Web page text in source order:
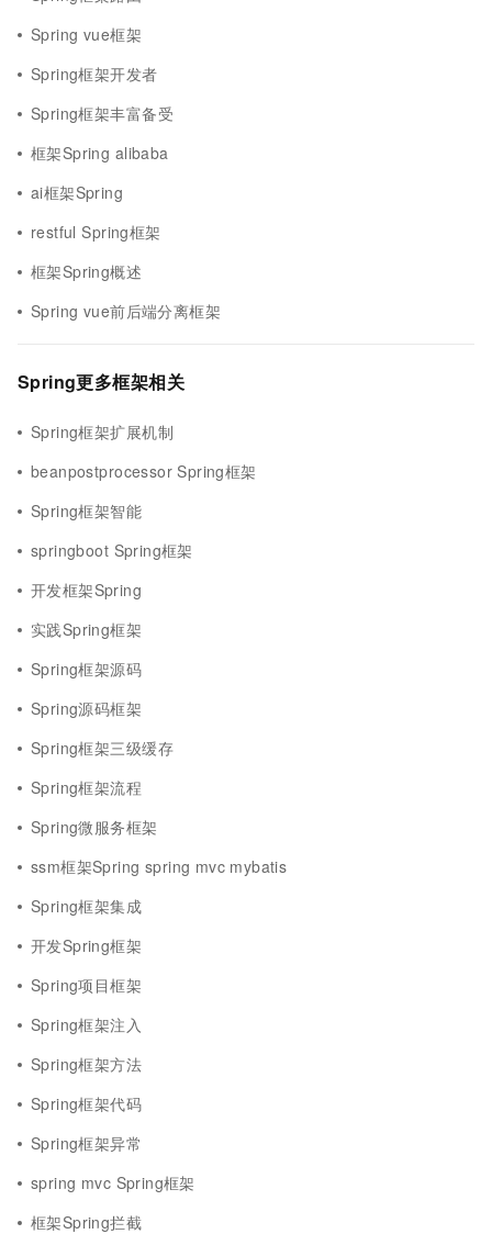
Spring vue框架
Spring框架开发者
Spring框架丰富备受
框架Spring alibaba
ai框架Spring
restful Spring框架
框架Spring概述
Spring vue前后端分离框架
Spring更多框架相关
Spring框架扩展机制
beanpostprocessor Spring框架
Spring框架智能
springboot Spring框架
开发框架Spring
实践Spring框架
Spring框架源码
Spring源码框架
Spring框架三级缓存
Spring框架流程
Spring微服务框架
ssm框架Spring spring mvc mybatis
Spring框架集成
开发Spring框架
Spring项目框架
Spring框架注入
Spring框架方法
Spring框架代码
Spring框架异常
spring mvc Spring框架
框架Spring拦截